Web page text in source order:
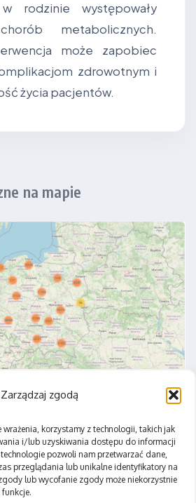
Zarządzaj zgodą
korzystamy z technologii, takich jak
i/lub uzyskiwania dostępu do informacji
pozwoli nam przetwarzać dane,
przeglądania lub unikalne identyfikatory na
lub wycofanie zgody może niekorzystnie
funkcje.
rodzinie występowały
metabolicznych.
może zapobiec
zdrowotnym i
życia pacjentów.
na mapie